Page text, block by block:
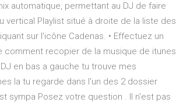
automatique, permettant au DJ de faire
vertical Playlist situé à droite de la liste des
sur l’icône Cadenas. • Effectuez un
comment recopier de la musique de itunes
en bas a gauche tu trouve mes
la tu regarde dans l'un des 2 dossier
sympa Posez votre question . Il n'est pas